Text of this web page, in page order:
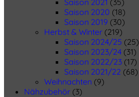
Saison 2021 (35)
Saison 2020 (18)
Saison 2019 (30)
Herbst & Winter (219)
Saison 2024/25 (25)
Saison 2023/24 (31)
Saison 2022/23 (17)
Saison 2021/22 (68)
Weihnachten (9)
Nähzubehör (3)